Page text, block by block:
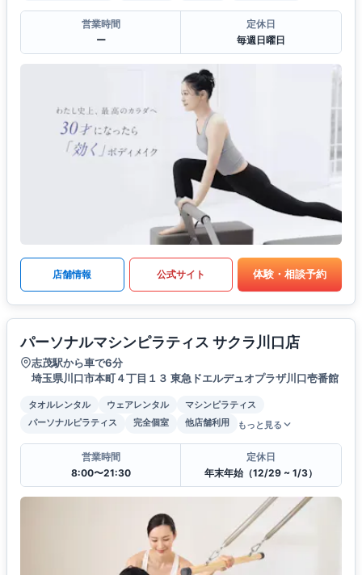
営業時間
ー
定休日
毎週日曜日
店舗情報 公式サイト 体験・相談予約
パーソナルマシンピラティス サクラ川口店
志茂駅から車で6分
埼玉県川口市本町４丁目１３ 東急ドエルデュオプラザ川口壱番館
タオルレンタル ウェアレンタル
マシンピラティス
パーソナルピラティス
完全個室 他店舗利用 もっと見る
営業時間
8:00〜21:30
定休日
年末年始（12/29 ~ 1/3）